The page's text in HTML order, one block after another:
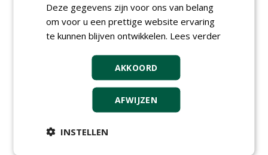
Deze gegevens zijn voor ons van belang
om voor u een prettige website ervaring
te kunnen blijven ontwikkelen. Lees verder
AKKOORD
AFWIJZEN
INSTELLEN